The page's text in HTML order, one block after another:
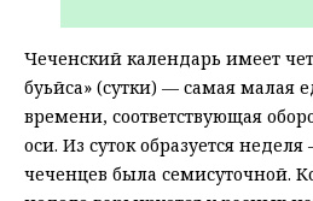
Чеченский календарь имеет
буьйса» (сутки) — самая малая
времени, соответствующая
оси. Из суток образуется
чеченцев была семисуточной.